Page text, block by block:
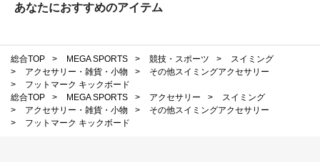
あなたにおすすめのアイテム
総合TOP > MEGA SPORTS > 競技・スポーツ >
スイミング
>
アクセサリー・雑貨・小物 >
その他スイミングアクセサリー
>
フットマーク キックボード
総合TOP
> MEGA SPORTS > アクセサリー >
スイミング
>
アクセサリー・雑貨・小物 >
その他スイミングアクセサリー
>
フットマーク キックボード